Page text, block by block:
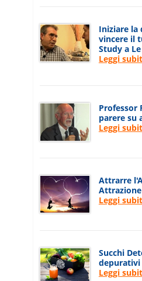
Iniziare la
vincere il
Study a
Leggi
Professor
parere su
Leggi
Attrarre
Attrazione
Leggi
Succhi
depurativi
Leggi